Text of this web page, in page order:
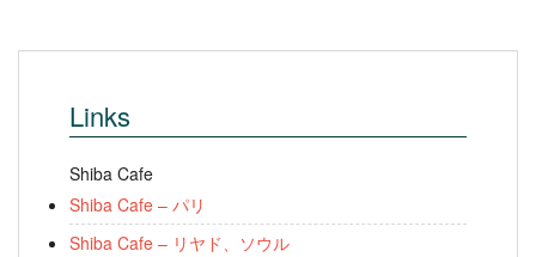
Links
Shiba Cafe
Shiba Cafe – パリ
Shiba Cafe – リヤド、ソウル